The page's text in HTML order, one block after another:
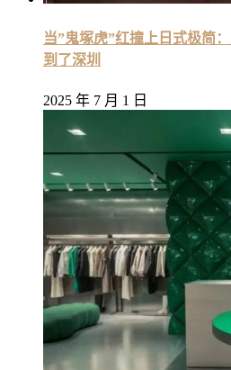
当”鬼塚虎”红撞上日式极简
到了深圳
2025 年 7 月 1 日